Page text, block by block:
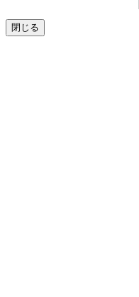
閉じる